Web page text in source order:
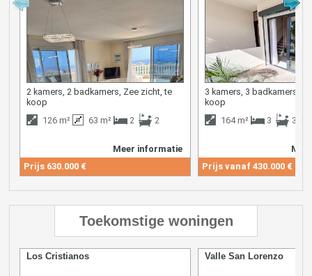
2 kamers, 2 badkamers, Zee zicht, te
koop
126 m²
63 m² 2 2
Meer informatie
Prijs 630.000 €
3 kamers, 3 badkamers,
koop
164 m²
3 3
Prijs vanaf 430.000 €
Toekomstige woningen
Los Cristianos Valle San Lorenzo